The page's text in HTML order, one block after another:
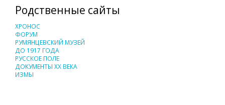
Родственные сайты
ХРОНОС
ФОРУМ
РУМЯНЦЕВСКИЙ МУЗЕЙ
ДО 1917 ГОДА
РУССКОЕ ПОЛЕ
ДОКУМЕНТЫ XX ВЕКА
ИЗМЫ